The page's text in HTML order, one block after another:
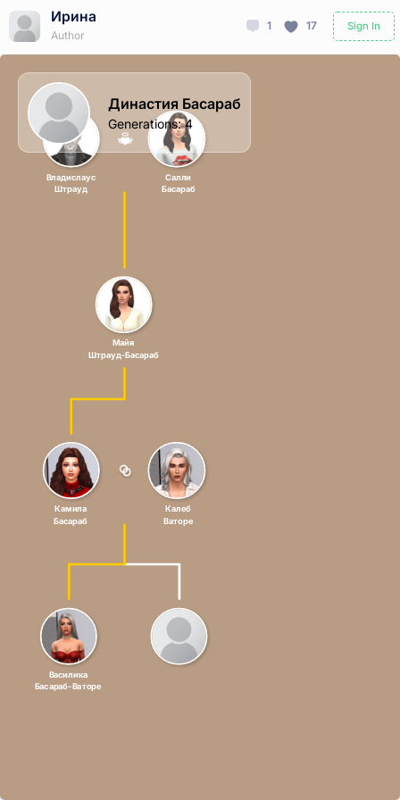
Ирина
Author
1 17 Sign In
Камила
Басараб
Василика
Басараб-Ваторе
Майя
Штрауд-Басараб
Владислаус
Штрауд
Калеб
Ваторе
Салли
Басараб
Династия Басараб
Generations:4